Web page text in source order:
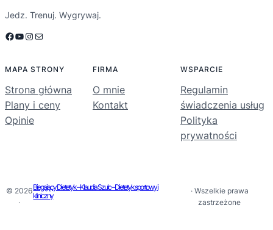
Jedz. Trenuj. Wygrywaj.
Facebook YouTube Instagram Mail
MAPA STRONY
Strona główna
Plany i ceny
Opinie
FIRMA
O mnie
Kontakt
WSPARCIE
Regulamin
świadczenia usług
Polityka
prywatności
© 2026
·
Biegający Dietetyk – Klaudia Szulc – Dietetyk sportowy i
kliniczny
· Wszelkie prawa
zastrzeżone